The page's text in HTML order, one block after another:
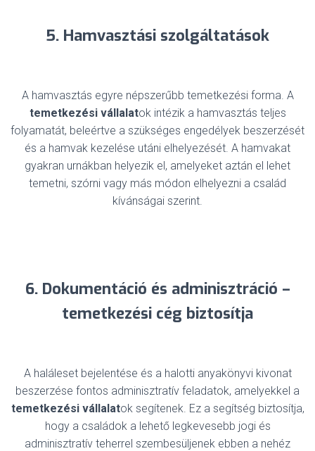
5. Hamvasztási szolgáltatások
A hamvasztás egyre népszerűbb temetkezési forma. A
temetkezési vállalatok intézik a hamvasztás teljes
folyamatát, beleértve a szükséges engedélyek beszerzését
és a hamvak kezelése utáni elhelyezését. A hamvakat
gyakran urnákban helyezik el, amelyeket aztán el lehet
temetni, szórni vagy más módon elhelyezni a család
kívánságai szerint.
6. Dokumentáció és adminisztráció –
temetkezési cég biztosítja
A haláleset bejelentése és a halotti anyakönyvi kivonat
beszerzése fontos adminisztratív feladatok, amelyekkel a
temetkezési vállalatok segítenek. Ez a segítség biztosítja,
hogy a családok a lehető legkevesebb jogi és
adminisztratív teherrel szembesüljenek ebben a nehéz